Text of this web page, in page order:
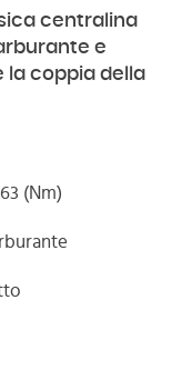
centralina
e
la coppia della
(Nm)